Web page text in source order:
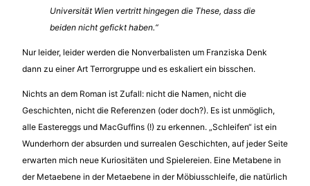
Universität Wien vertritt hingegen die These, dass die
beiden nicht gefickt haben.“
Nur leider, leider werden die Nonverbalisten um Franziska Denk
dann zu einer Art Terrorgruppe und es eskaliert ein bisschen.
Nichts an dem Roman ist Zufall: nicht die Namen, nicht die
Geschichten, nicht die Referenzen (oder doch?). Es ist unmöglich,
alle Eastereggs und MacGuffins (!) zu erkennen. „Schleifen“ ist ein
Wunderhorn der absurden und surrealen Geschichten, auf jeder Seite
erwarten mich neue Kuriositäten und Spielereien. Eine Metabene in
der Metaebene in der Metaebene in der Möbiusschleife, die natürlich